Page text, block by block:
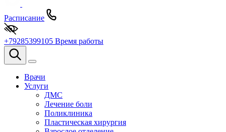
Расписание
+79285399105 Время работы
Врачи
Услуги
ДМС
Лечение боли
Поликлиника
Пластическая хирургия